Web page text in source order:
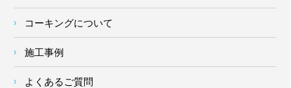
コーキングについて
施工事例
よくあるご質問